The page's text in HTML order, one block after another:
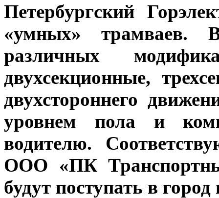
Петербургский
«умных» трамваев.
различных
двухсекционные,
двухстороннего
уровнем пола и
водителю.
ООО «ПК
будут поступать в